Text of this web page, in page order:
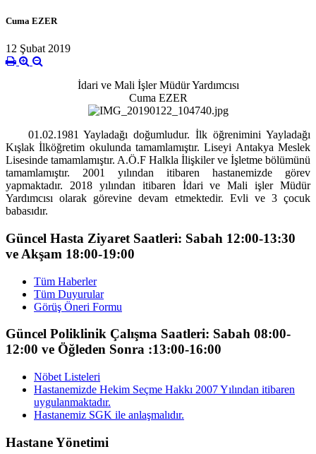
Cuma EZER
12 Şubat 2019
İdari ve Mali İşler Müdür Yardımcısı
Cuma EZER
01.02.1981 Yayladağı doğumludur. İlk öğrenimini Yayladağı
Kışlak İlköğretim okulunda tamamlamıştır. Liseyi Antakya Meslek
Lisesinde tamamlamıştır. A.Ö.F Halkla İlişkiler ve İşletme bölümünü
tamamlamıştır. 2001 yılından itibaren hastanemizde görev
yapmaktadır. 2018 yılından itibaren İdari ve Mali işler Müdür
Yardımcısı olarak görevine devam etmektedir. Evli ve 3 çocuk
babasıdır.
Güncel Hasta Ziyaret Saatleri: Sabah 12:00-13:30
ve Akşam 18:00-19:00
Tüm Haberler
Tüm Duyurular
Görüş Öneri Formu
Güncel Poliklinik Çalışma Saatleri: Sabah 08:00-
12:00 ve Öğleden Sonra :13:00-16:00
Nöbet Listeleri
Hastanemizde Hekim Seçme Hakkı 2007 Yılından itibaren
uygulanmaktadır.
Hastanemiz SGK ile anlaşmalıdır.
Hastane Yönetimi